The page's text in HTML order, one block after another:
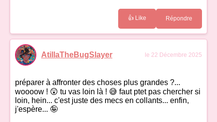
👍 Like Répondre
AtillaTheBugSlayer le 22 Décembre 2025
préparer à affronter des choses plus grandes ?...
woooow ! 😲 tu vas loin là ! 😅 faut ptet pas chercher si
loin, hein... c'est juste des mecs en collants... enfin,
j'espère... 🤪